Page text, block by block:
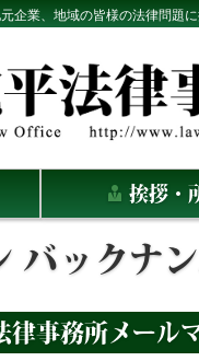
企業、地域の皆様の法律問題
挨拶・
バックナ
事務所メール